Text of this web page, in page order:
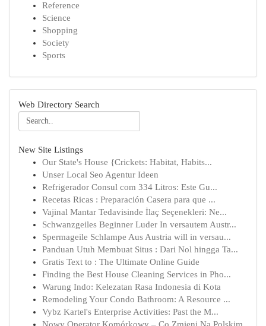
Reference
Science
Shopping
Society
Sports
Web Directory Search
New Site Listings
Our State's House {Crickets: Habitat, Habits...
Unser Local Seo Agentur Ideen
Refrigerador Consul com 334 Litros: Este Gu...
Recetas Ricas : Preparación Casera para que ...
Vajinal Mantar Tedavisinde İlaç Seçenekleri: Ne...
Schwanzgeiles Beginner Luder In versautem Austr...
Spermageile Schlampe Aus Austria will in versau...
Panduan Utuh Membuat Situs : Dari Nol hingga Ta...
Gratis Text to : The Ultimate Online Guide
Finding the Best House Cleaning Services in Pho...
Warung Indo: Kelezatan Rasa Indonesia di Kota
Remodeling Your Condo Bathroom: A Resource ...
Vybz Kartel's Enterprise Activities: Past the M...